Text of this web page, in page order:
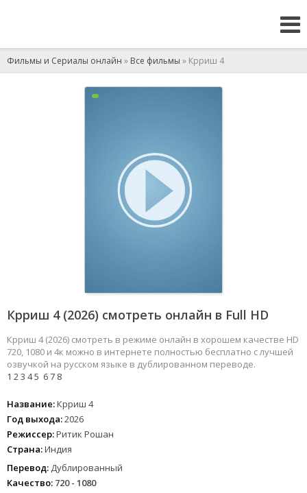
Фильмы и Сериалы онлайн » Все фильмы » Крриш 4
Крриш 4 (2026) смотреть онлайн в Full HD
Крриш 4 (2026) смотреть в режиме онлайн в хорошем качестве HD
720, 1080 и 4к можно в интернете полностью бесплатно с лучшей
озвучкой на русском языке в дублированном переводе.
1 23 45 67 8
Название:Крриш 4
Год выхода:2026
Режиссер:Ритик Рошан
Страна:Индия
Перевод: Дублированный
Качество: 720 - 1080